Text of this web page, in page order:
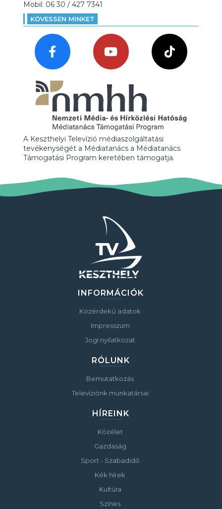
Mobil: 06 30 / 427 7341
KÖVESSEN MINKET
A Keszthelyi Televízió médiaszolgáltatási
tevékenységét a Médiatanács a Médiatanács
Támogatási Program keretében támogatja.
INFORMÁCIÓK
Közérdekű adatok
Impresszum
Jogi nyilatkozat
RÓLUNK
Bemutatkozás
Televíziónk munkatársai
HÍREINK
Közélet
Gazdaság
Sport - Szabadidő
Kék hírek
Kultúra
Színes